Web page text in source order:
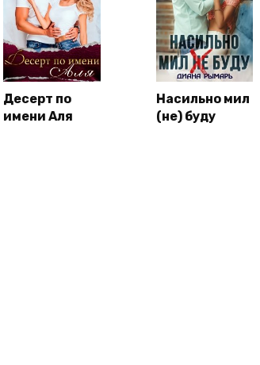
Десерт по
имени Аля
Насильно мил
(не) буду